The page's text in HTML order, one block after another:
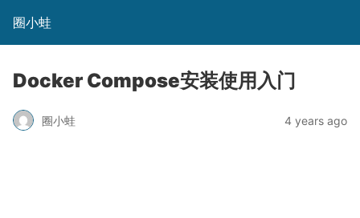
圈小蛙
Docker Compose安装使用入门
圈小蛙 4 years ago